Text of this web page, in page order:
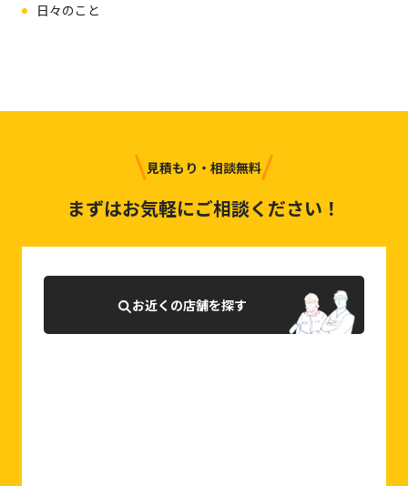
日々のこと
見積もり・相談無料
まずはお気軽にご相談ください！
お近くの店舗を探す